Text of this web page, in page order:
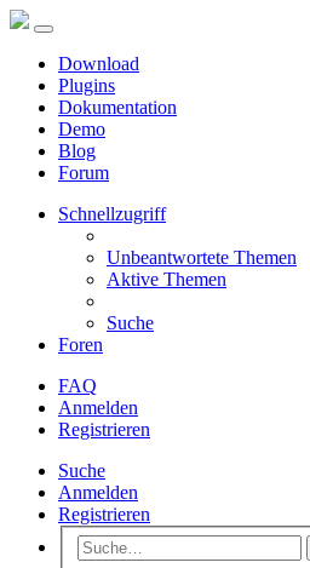
Download
Plugins
Dokumentation
Demo
Blog
Forum
Schnellzugriff
Unbeantwortete Themen
Aktive Themen
Suche
Foren
FAQ
Anmelden
Registrieren
Suche
Anmelden
Registrieren